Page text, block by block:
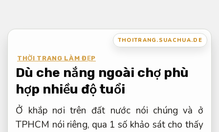
nội
THOITRANG.SUACHUA.DE
THỜI TRANG LÀM ĐẸP
Dù che nắng ngoài chợ phù
hợp nhiều độ tuổi
Ở khắp nơi trên đất nước nói chúng và ở
TPHCM nói riêng, qua 1 số khảo sát cho thấy